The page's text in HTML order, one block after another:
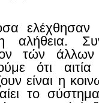
ελέχθησαν
αλήθεια.
τών άλλων
ότι
είναι η
το